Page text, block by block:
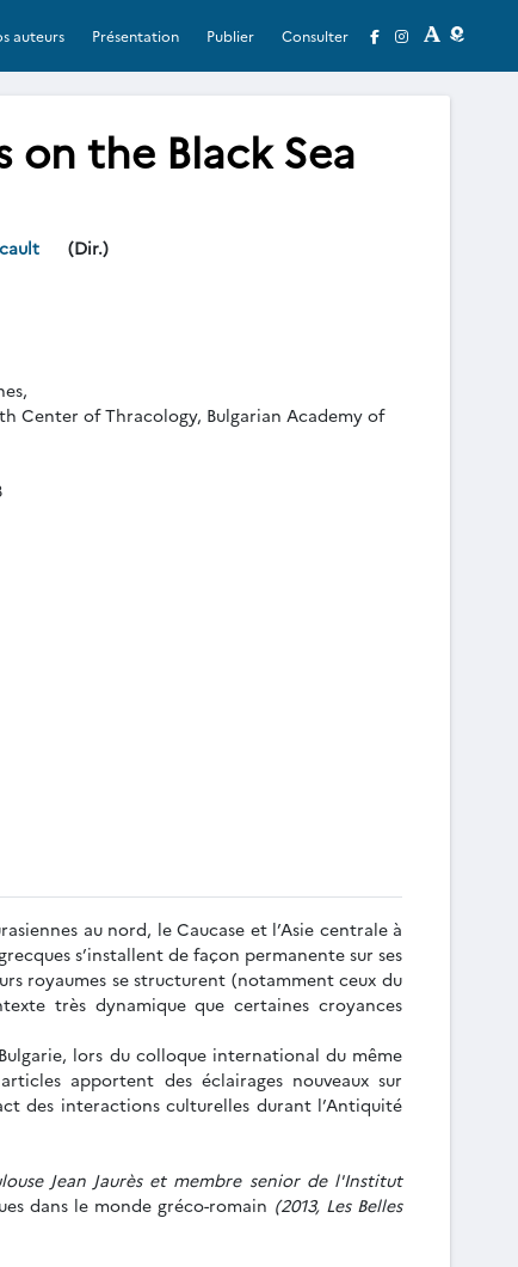
auteurs Présentation Publier Consulter
on the Black Sea
(Dir.)
of Thracology, Bulgarian Academy of
au nord, le Caucase et l’Asie centrale à
s’installent de façon permanente sur ses
royaumes se structurent (notamment ceux du
très dynamique que certaines croyances
lors du colloque international du même
apportent des éclairages nouveaux sur
des interactions culturelles durant l’Antiquité
Jean Jaurès et membre senior de l'Institut
dans le monde gréco-romain (2013, Les Belles